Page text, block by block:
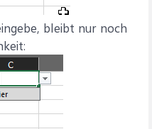
bleibt nur noch